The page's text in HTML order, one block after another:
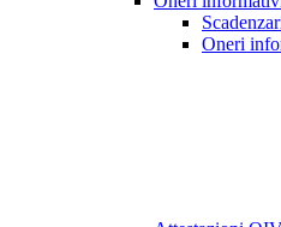
Oneri